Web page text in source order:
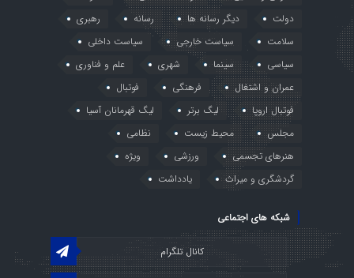
دولت
دیگر رسانه ها رسانه
رهبری
سلامت
سیاست خارجی
سیاست داخلی
سیاسی
سینما شهری
علم و فناوری
عمران و اشتغال
فرهنگی
فوتبال
فوتبال اروپا
لیگ برتر
لیگ قهرمانان آسیا
مجلس
محیط زیست
نظامی
هنرهای تجسمی
ورزشی
ویژه
گردشگری و میراث
یادداشت
شبکه های اجتماعی
کانال تلگرام